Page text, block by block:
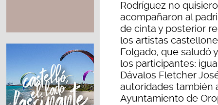
Rodríguez no
acompañaron al
de cinta y posterior
los artistas
Folgado, que saludó
los participantes;
Dávalos Fletcher
autoridades también
Ayuntamiento de